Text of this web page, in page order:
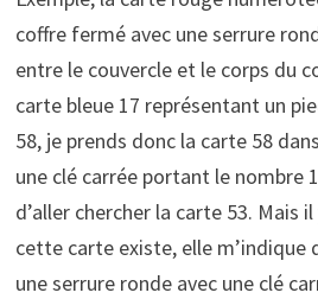
coffre fermé avec une serrure
entre le couvercle et le corps du
carte bleue 17 représentant un
58, je prends donc la carte 58
une clé carrée portant le nombre
d’aller chercher la carte 53. Mais
cette carte existe, elle m’indique
une serrure ronde avec une clé